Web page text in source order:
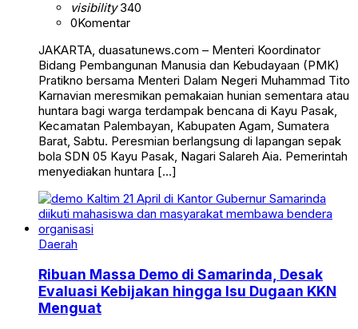
visibility340
0Komentar
JAKARTA, duasatunews.com – Menteri Koordinator
Bidang Pembangunan Manusia dan Kebudayaan (PMK)
Pratikno bersama Menteri Dalam Negeri Muhammad Tito
Karnavian meresmikan pemakaian hunian sementara atau
huntara bagi warga terdampak bencana di Kayu Pasak,
Kecamatan Palembayan, Kabupaten Agam, Sumatera
Barat, Sabtu. Peresmian berlangsung di lapangan sepak
bola SDN 05 Kayu Pasak, Nagari Salareh Aia. Pemerintah
menyediakan huntara […]
Daerah
Ribuan Massa Demo di Samarinda, Desak
Evaluasi Kebijakan hingga Isu Dugaan KKN
Menguat